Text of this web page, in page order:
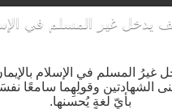
يدخل غير المسلم في
غيرُ المسلم في الإسلام
الشهادتين وقولِهِما سامعًا
بأيّ لغةٍ يُحسنها.